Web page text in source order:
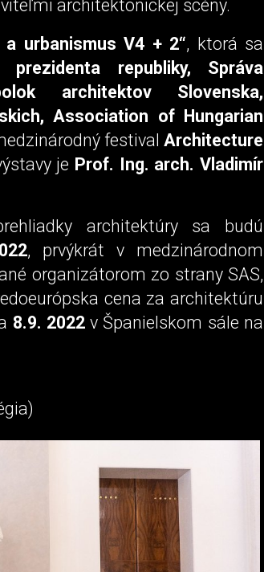
architektonickej scény.
a urbanismus V4 + 2“, ktorá sa
prezidenta republiky, Správa
architektov Slovenska,
Association of Hungarian
festivalArchitecture
je Prof. Ing. arch. Vladimír
architektúry sa budú
, prvýkrát v medzinárodnom
organizátorom zo strany SAS,
cena za architektúru
8.9. 2022v Španielskom sále na